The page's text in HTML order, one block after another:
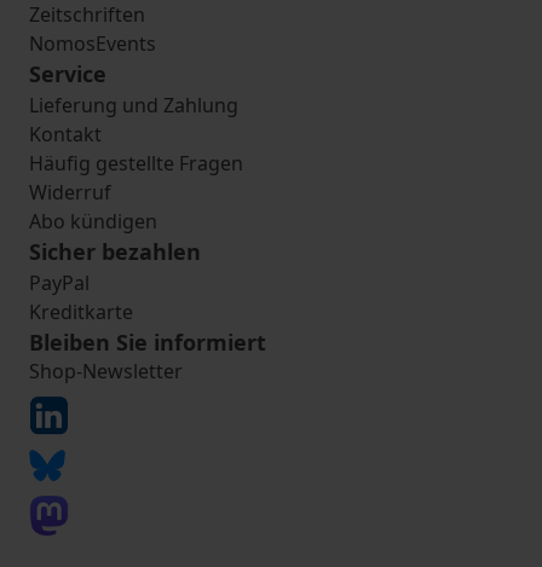
Zeitschriften
NomosEvents
Service
Lieferung und Zahlung
Kontakt
Häufig gestellte Fragen
Widerruf
Abo kündigen
Sicher bezahlen
PayPal
Kreditkarte
Bleiben Sie informiert
Shop-Newsletter